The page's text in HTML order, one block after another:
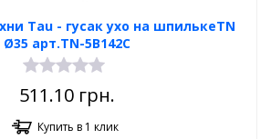
Tau - гусак ухо на шпилькеTN
Ø35 арт.TN-5B142C
511.10грн.
Купить в 1 клик